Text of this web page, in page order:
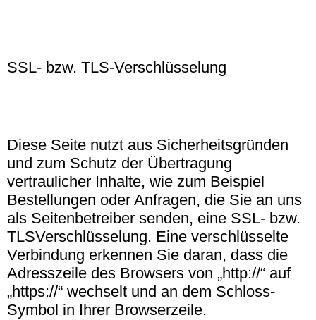
SSL- bzw. TLS-Verschlüsselung
Diese Seite nutzt aus Sicherheitsgründen
und zum Schutz der Übertragung
vertraulicher Inhalte, wie zum Beispiel
Bestellungen oder Anfragen, die Sie an uns
als Seitenbetreiber senden, eine SSL- bzw.
TLSVerschlüsselung. Eine verschlüsselte
Verbindung erkennen Sie daran, dass die
Adresszeile des Browsers von „http://“ auf
„https://“ wechselt und an dem Schloss-
Symbol in Ihrer Browserzeile.